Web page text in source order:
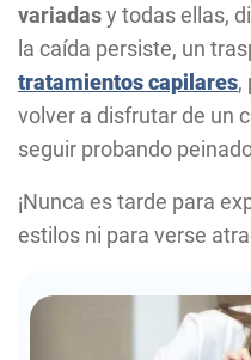
variadasy todas ellas,
la caída persiste, un
tratamientos capilares,
volver a disfrutar de un
seguir probando
¡Nunca es tarde para
estilos ni para verse